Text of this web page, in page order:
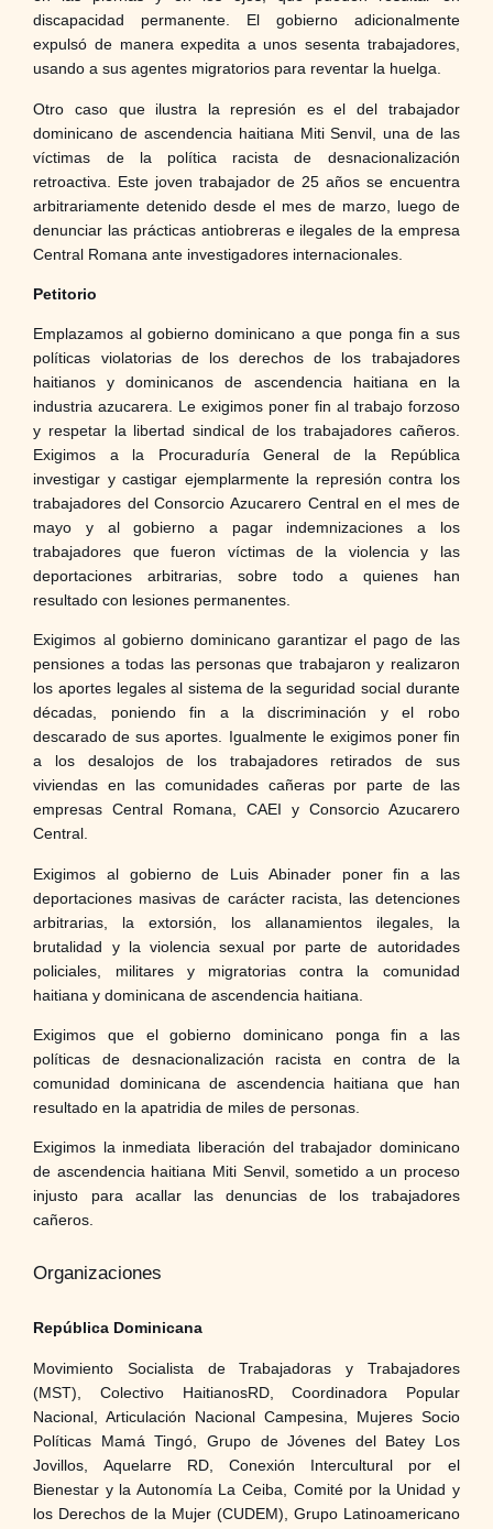
discapacidad permanente. El gobierno adicionalmente
expulsó de manera expedita a unos sesenta trabajadores,
usando a sus agentes migratorios para reventar la huelga.
Otro caso que ilustra la represión es el del trabajador
dominicano de ascendencia haitiana Miti Senvil, una de las
víctimas de la política racista de desnacionalización
retroactiva. Este joven trabajador de 25 años se encuentra
arbitrariamente detenido desde el mes de marzo, luego de
denunciar las prácticas antiobreras e ilegales de la empresa
Central Romana ante investigadores internacionales.
Petitorio
Emplazamos al gobierno dominicano a que ponga fin a sus
políticas violatorias de los derechos de los trabajadores
haitianos y dominicanos de ascendencia haitiana en la
industria azucarera. Le exigimos poner fin al trabajo forzoso
y respetar la libertad sindical de los trabajadores cañeros.
Exigimos a la Procuraduría General de la República
investigar y castigar ejemplarmente la represión contra los
trabajadores del Consorcio Azucarero Central en el mes de
mayo y al gobierno a pagar indemnizaciones a los
trabajadores que fueron víctimas de la violencia y las
deportaciones arbitrarias, sobre todo a quienes han
resultado con lesiones permanentes.
Exigimos al gobierno dominicano garantizar el pago de las
pensiones a todas las personas que trabajaron y realizaron
los aportes legales al sistema de la seguridad social durante
décadas, poniendo fin a la discriminación y el robo
descarado de sus aportes. Igualmente le exigimos poner fin
a los desalojos de los trabajadores retirados de sus
viviendas en las comunidades cañeras por parte de las
empresas Central Romana, CAEI y Consorcio Azucarero
Central.
Exigimos al gobierno de Luis Abinader poner fin a las
deportaciones masivas de carácter racista, las detenciones
arbitrarias, la extorsión, los allanamientos ilegales, la
brutalidad y la violencia sexual por parte de autoridades
policiales, militares y migratorias contra la comunidad
haitiana y dominicana de ascendencia haitiana.
Exigimos que el gobierno dominicano ponga fin a las
políticas de desnacionalización racista en contra de la
comunidad dominicana de ascendencia haitiana que han
resultado en la apatridia de miles de personas.
Exigimos la inmediata liberación del trabajador dominicano
de ascendencia haitiana Miti Senvil, sometido a un proceso
injusto para acallar las denuncias de los trabajadores
cañeros.
Organizaciones
República Dominicana
Movimiento Socialista de Trabajadoras y Trabajadores
(MST), Colectivo HaitianosRD, Coordinadora Popular
Nacional, Articulación Nacional Campesina, Mujeres Socio
Políticas Mamá Tingó, Grupo de Jóvenes del Batey Los
Jovillos, Aquelarre RD, Conexión Intercultural por el
Bienestar y la Autonomía La Ceiba, Comité por la Unidad y
los Derechos de la Mujer (CUDEM), Grupo Latinoamericano